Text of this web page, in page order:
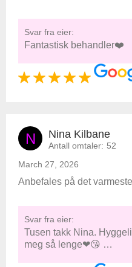
Svar fra eier:
Fantastisk behandler❤️
N Nina Kilbane
Antall omtaler: 52
March 27, 2026
Anbefales på det
Svar fra eier:
Tusen takk Nina.
meg så lenge❤😘 …